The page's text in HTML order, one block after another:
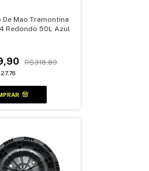
De Mao Tramontina
Redondo 50L Azul
R$318,89